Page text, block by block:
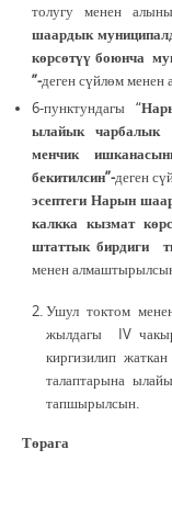
толугу менен
шаардык
көрсөтүү боюнча
”-деген сүйлөм
6-пунктундагы “
ылайык чарбалык
менчик
бекитилсин”-деген
эсептеги Нарын
калкка кызмат
штаттык бирдиги
менен
Ушул токтом
жылдагы IV
киргизилип
талаптарына
тапшырылсын.